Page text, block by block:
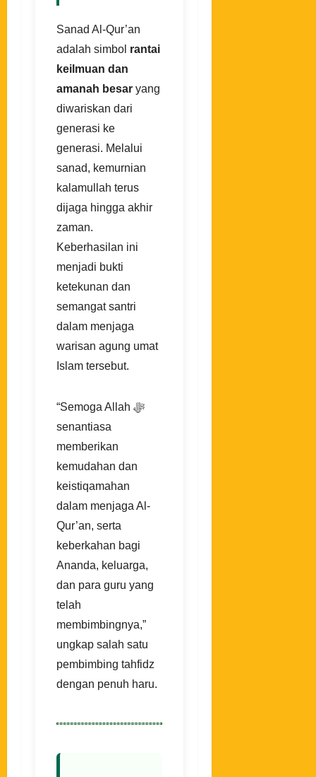
Sanad Al-Qur’an
adalah simbol rantai
keilmuan dan
amanah besar yang
diwariskan dari
generasi ke
generasi. Melalui
sanad, kemurnian
kalamullah terus
dijaga hingga akhir
zaman.
Keberhasilan ini
menjadi bukti
ketekunan dan
semangat santri
dalam menjaga
warisan agung umat
Islam tersebut.
“Semoga Allah ﷻ
senantiasa
memberikan
kemudahan dan
keistiqamahan
dalam menjaga Al-
Qur’an, serta
keberkahan bagi
Ananda, keluarga,
dan para guru yang
telah
membimbingnya,”
ungkap salah satu
pembimbing tahfidz
dengan penuh haru.